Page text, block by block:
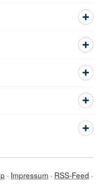
Impressum
RSS-Feed